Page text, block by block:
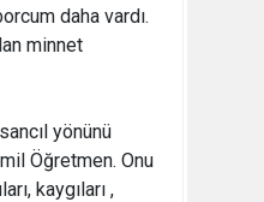
daha vardı.
minnet
yönünü
Öğretmen. Onu
kaygıları ,